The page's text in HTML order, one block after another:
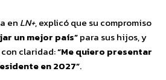
en LN+, explicó que su compromiso
un mejor país”para sus hijos, y
con claridad:“Me quiero presentar
en 2027”.